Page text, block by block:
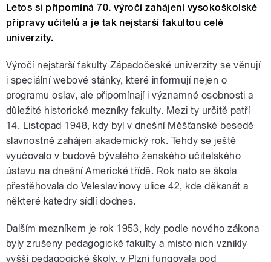
Letos si připomíná 70. výročí zahájení vysokoškolské
přípravy učitelů a je tak nejstarší fakultou celé
univerzity.
Výročí nejstarší fakulty Západočeské univerzity se věnují
i speciální webové stánky, které informují nejen o
programu oslav, ale připomínají i významné osobnosti a
důležité historické mezníky fakulty. Mezi ty určitě patří
14. Listopad 1948, kdy byl v dnešní Měšťanské besedě
slavnostně zahájen akademický rok. Tehdy se ještě
vyučovalo v budově bývalého ženského učitelského
ústavu na dnešní Americké třídě. Rok nato se škola
přestěhovala do Veleslavínovy ulice 42, kde děkanát a
některé katedry sídlí dodnes.
Dalším mezníkem je rok 1953, kdy podle nového zákona
byly zrušeny pedagogické fakulty a místo nich vznikly
vyšší pedagogické školy, v Plzni fungovala pod